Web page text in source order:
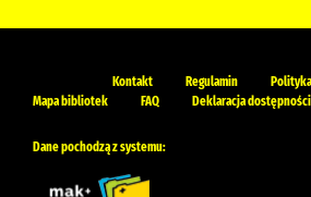
Kontakt Regulamin
Mapa bibliotek
FAQ Deklaracja dostępności
Dane pochodzą z systemu: